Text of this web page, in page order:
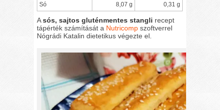
Só
8,07 g 0,31 g
Asós, sajtos gluténmentes stangli recept
tápérték számítását a Nutricomp szoftverrel
Nógrádi Katalin dietetikus végezte el.